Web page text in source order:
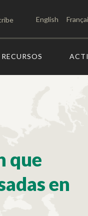
English
RECURSOS
que
en